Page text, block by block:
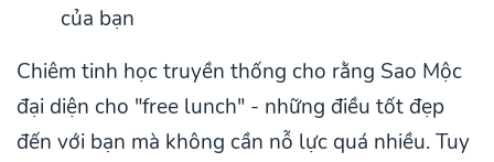
của bạn
Chiêm tinh học truyền thống cho rằng Sao Mộc
đại diện cho "free lunch" - những điều tốt đẹp
đến với bạn mà không cần nỗ lực quá nhiều. Tuy